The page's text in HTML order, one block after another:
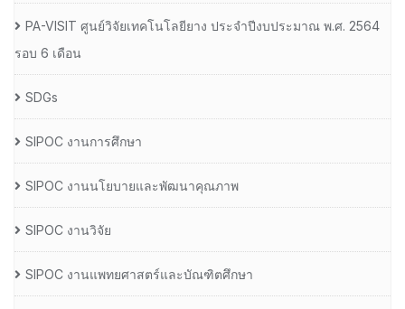
PA-VISIT ศูนย์วิจัยเทคโนโลยียาง ประจำปีงบประมาณ พ.ศ. 2564
รอบ 6 เดือน
SDGs
SIPOC งานการศึกษา
SIPOC งานนโยบายและพัฒนาคุณภาพ
SIPOC งานวิจัย
SIPOC งานแพทยศาสตร์และบัณฑิตศึกษา